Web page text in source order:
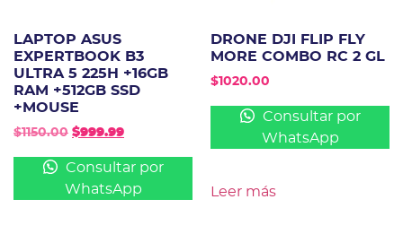
LAPTOP ASUS
EXPERTBOOK B3
ULTRA 5 225H +16GB
RAM +512GB SSD
+MOUSE
$1150.00 $999.99
Consultar por
WhatsApp
DRONE DJI FLIP FLY
MORE COMBO RC 2 GL
$1020.00
Consultar por
WhatsApp
Leer más